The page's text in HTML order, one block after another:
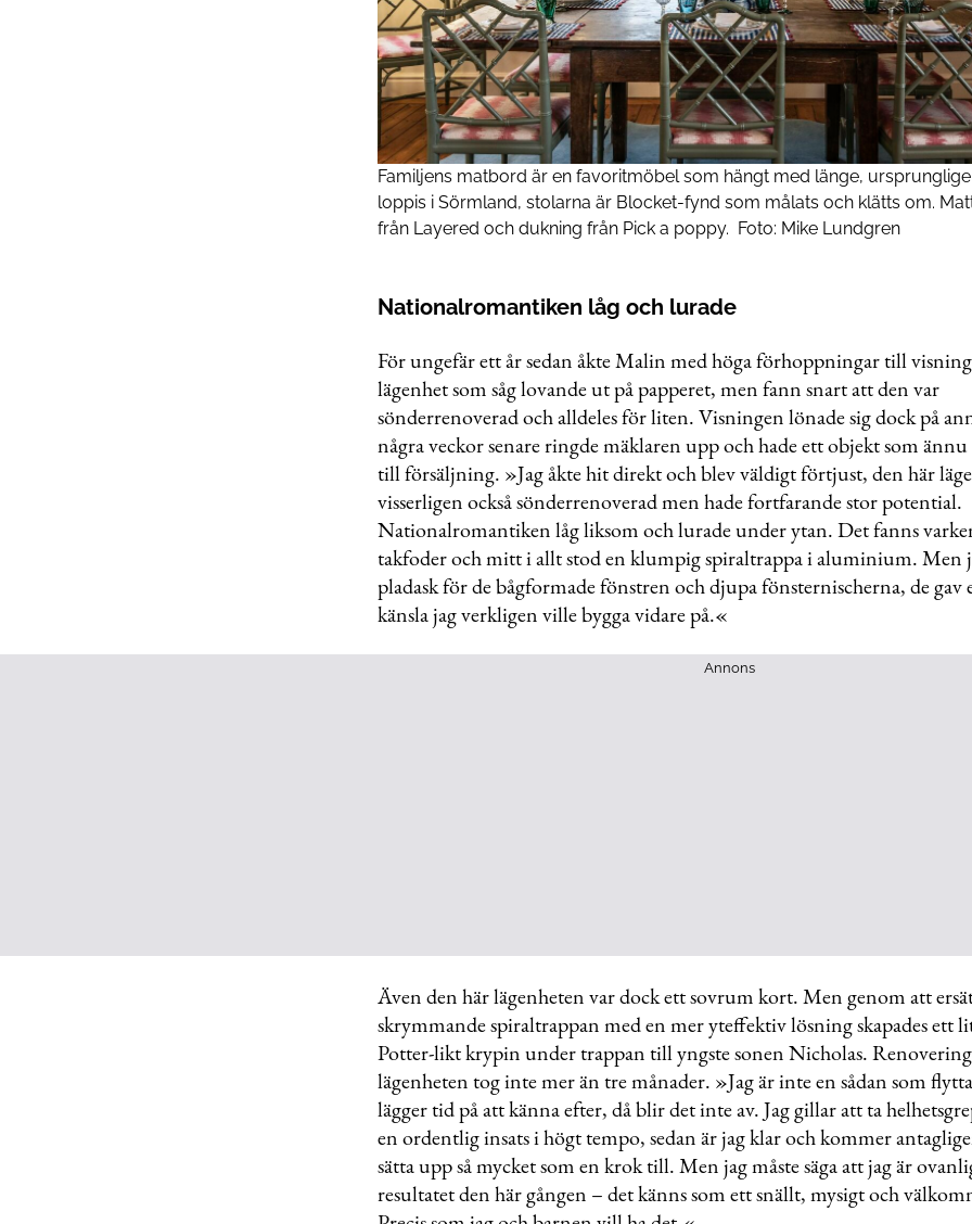
Familjens ­matbord är en ­favoritmöbel som hängt med länge,
loppis i Sörmland, ­stolarna är Blocket-fynd som målats och klätts om.
från Layered och dukning från Pick a poppy. Foto: Mike Lundgren
Nationalromantiken låg och lurade
För ungefär ett år sedan åkte Malin med höga förhoppningar till
lägenhet som såg lovande ut på papperet, men fann snart att den var
sönderrenoverad och alldeles för liten. Visningen lönade sig dock på
några veckor senare ringde mäklaren upp och hade ett objekt som
till försäljning. »Jag åkte hit direkt och blev väldigt förtjust, den här
visserligen också sönderrenoverad men hade fortfarande stor potential.
Nationalromantiken låg liksom och lurade under ytan. Det fanns
takfoder och mitt i allt stod en klumpig spiraltrappa i aluminium. Men
pladask för de bågformade fönstren och djupa fönsternischerna, de gav
känsla jag verkligen ville bygga vidare på.«
Annons
Även den här lägenheten var dock ett sovrum kort. Men genom att
skrymmande spiraltrappan med en mer yteffektiv lösning skapades ett
Potter-likt krypin under trappan till yngste sonen Nicholas.
lägenheten tog inte mer än tre månader. »Jag är inte en sådan som
lägger tid på att känna efter, då blir det inte av. Jag gillar att ta
en ordentlig insats i högt tempo, sedan är jag klar och kommer
sätta upp så mycket som en krok till. Men jag måste säga att jag är
resultatet den här gången – det känns som ett snällt, mysigt och